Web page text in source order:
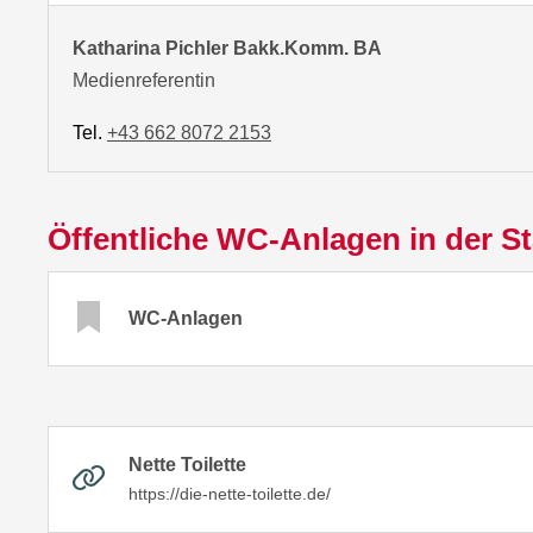
Katharina Pichler Bakk.Komm. BA
Medienreferentin
Tel.+43 662 8072 2153
Öffentliche WC-Anlagen in der
WC-Anlagen
Nette Toilette
https://die-nette-toilette.de/